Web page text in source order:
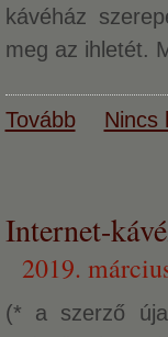
kávéház
meg az ihletét.
Tovább Nincs
Internet-
2019.
(* a szerző